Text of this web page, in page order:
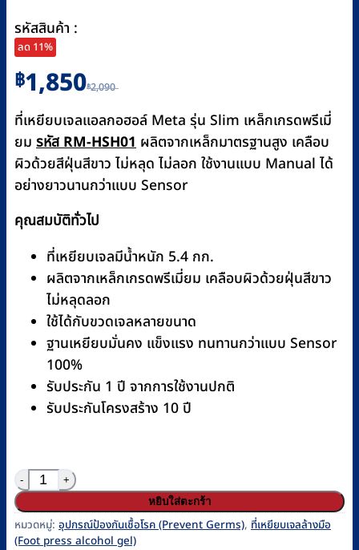
รหัสสินค้า :
ลด 11%
฿2,090
Original
price
was:
฿2,090.
฿1,850
Current
price
is:
฿1,850.
ที่เหยียบเจลแอลกอฮอล์ Meta รุ่น Slim เหล็กเกรดพรีเมี่
ยม รหัส RM-HSH01 ผลิตจากเหล็กมาตรฐานสูง เคลือบ
ผิวด้วยสีฝุ่นสีขาว ไม่หลุด ไม่ลอก ใช้งานแบบ Manual ได้
อย่างยาวนานกว่าแบบ Sensor
คุณสมบัติทั่วไป
ที่เหยียบเจลมีน้ำหนัก 5.4 กก.
ผลิตจากเหล็กเกรดพรีเมี่ยม เคลือบผิวด้วยฝุ่นสีขาว
ไม่หลุดลอก
ใช้ได้กับขวดเจลหลายขนาด
ฐานเหยียบมั่นคง แข็งแรง ทนทานกว่าแบบ Sensor
100%
รับประกัน 1 ปี จากการใช้งานปกติ
รับประกันโครงสร้าง 10 ปี
จำนวน ที่เหยียบเจลแอลกอฮอล์ Meta รุ่น Slim เหล็กเกรด
หยิบใส่ตะกร้า
หมวดหมู่: อุปกรณ์ป้องกันเชื้อโรค (Prevent Germs), ที่เหยียบเจลล้างมือ
(Foot press alcohol gel)